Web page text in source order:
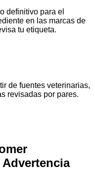
definitivo para el
en las marcas de
tu etiqueta.
de fuentes veterinarias,
revisadas por pares.